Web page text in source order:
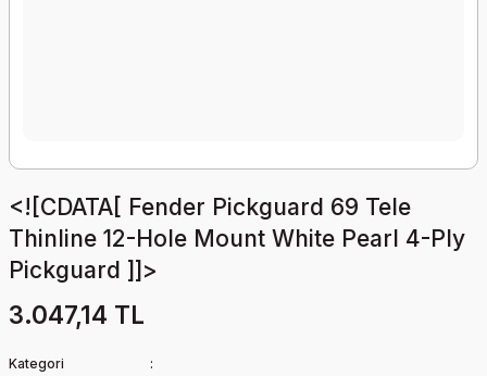
<![CDATA[ Fender Pickguard 69 Tele
Thinline 12-Hole Mount White Pearl 4-Ply
Pickguard ]]>
3.047,14 TL
Kategori